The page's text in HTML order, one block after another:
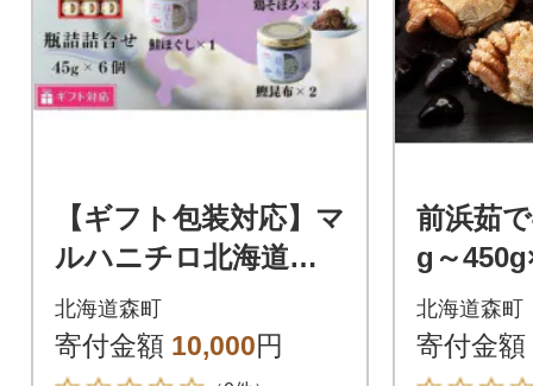
【ギフト包装対応】マ
ルハニチロ北海道工
場 3種類の瓶詰合せ
(鮭ほぐし×1・鶏そぼ
ろ×3・鰹昆布×2)
北海道森町
寄付金額 10,000円
前浜茹
g～
北海道森町
寄付金額